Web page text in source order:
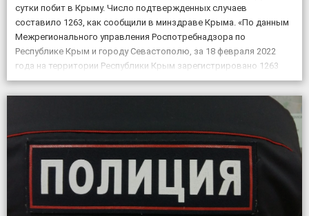
сутки побит в Крыму. Число подтвержденных случаев
составило 1263, как сообщили в минздраве Крыма. «По данным
Межрегионального управления Роспотребнадзора по
Республике Крым и городу Севастополю, за 18 февраля 2022
года на территории Республики Крым зарегистрировано 1263
случая новой коронавирусной инфекции, всего выявлено 151605
положительных на COVID-19», – по […]